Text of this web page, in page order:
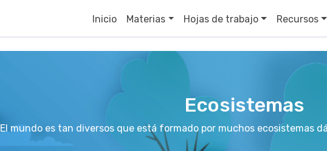
Inicio Materias Hojas de trabajo Recursos
Ecosistemas
El mundo es tan diversos que está formado por muchos ecosistemas